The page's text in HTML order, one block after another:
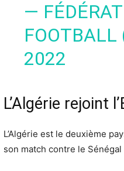
—
FOOTBALL
2022
L’Algérie rejoint
L’Algérie est le deuxième
son match contre le